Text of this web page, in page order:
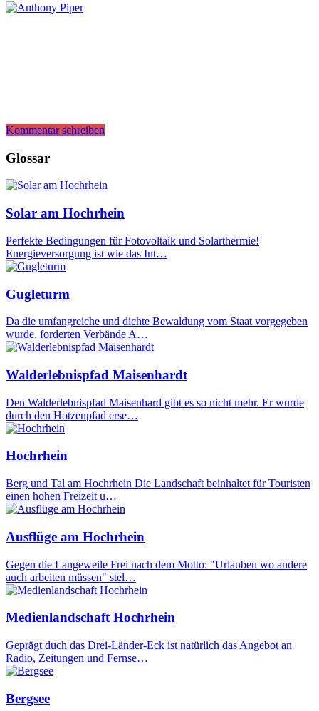
Kommentar schreiben
Glossar
Solar am Hochrhein
Perfekte Bedingungen für Fotovoltaik und Solarthermie!
Energieversorgung ist wie das Int…
Gugleturm
Da die umfangreiche und dichte Bewaldung vom Staat vorgegeben
wurde, forderten Verbände A…
Walderlebnispfad Maisenhardt
Den Walderlebnispfad Maisenhard gibt es so nicht mehr. Er wurde
durch den Hotzenpfad erse…
Hochrhein
Berg und Tal am Hochrhein Die Landschaft beinhaltet für Touristen
einen hohen Freizeit u…
Ausflüge am Hochrhein
Gegen die Langeweile Frei nach dem Motto: "Urlauben wo andere
auch arbeiten müssen" stel…
Medienlandschaft Hochrhein
Geprägt duch das Drei-Länder-Eck ist natürlich das Angebot an
Radio, Zeitungen und Fernse…
Bergsee